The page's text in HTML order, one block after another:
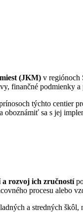
(JKM) v regiónoch
finančné podmienky a
týchto centier
oboznámiť sa s jej
rozvoj ich zručností
procesu alebo
a stredných